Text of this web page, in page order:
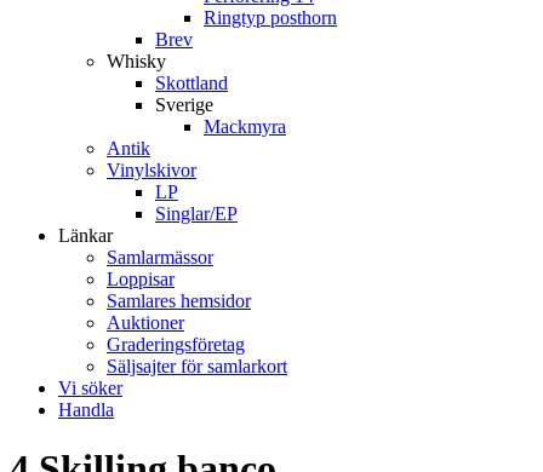
Ringtyp posthorn
Brev
Whisky
Skottland
Sverige
Mackmyra
Antik
Vinylskivor
LP
Singlar/EP
Länkar
Samlarmässor
Loppisar
Samlares hemsidor
Auktioner
Graderingsföretag
Säljsajter för samlarkort
Vi söker
Handla